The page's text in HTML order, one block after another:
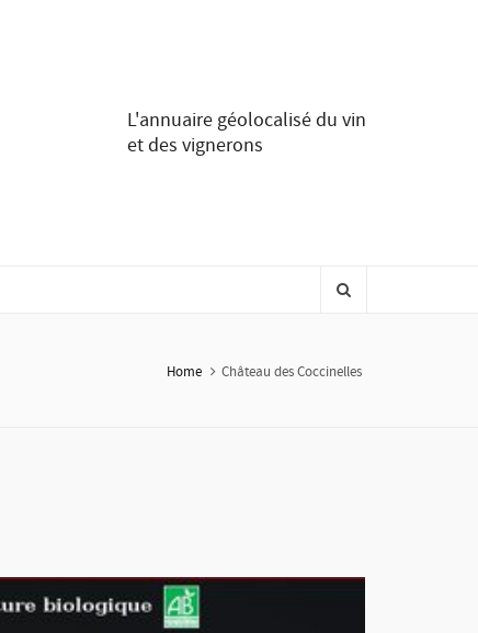
L'annuaire géolocalisé du vin
et des vignerons
Home Château des Coccinelles